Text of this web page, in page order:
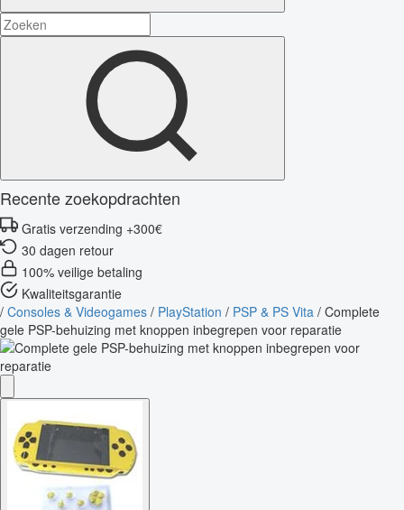
Recente zoekopdrachten
Gratis verzending +300€
30 dagen retour
100% veilige betaling
Kwaliteitsgarantie
/ Consoles & Videogames / PlayStation / PSP & PS Vita / Complete
gele PSP-behuizing met knoppen inbegrepen voor reparatie